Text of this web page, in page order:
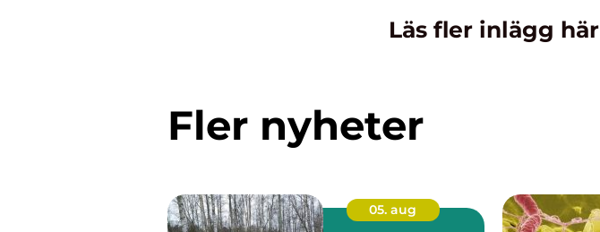
Läs fler inlägg här
Fler nyheter
05. aug